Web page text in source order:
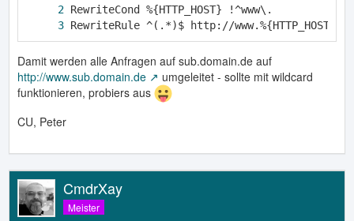
RewriteRule ^(.*)$ http://www.%{HTTP_HOST}/
Damit werden alle Anfragen auf sub.domain.de auf
http://www.sub.domain.de
umgeleitet - sollte mit wildcard
funktionieren, probiers aus
CU, Peter
CmdrXay
Meister